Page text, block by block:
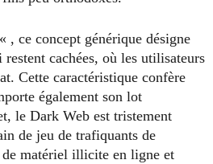
« , ce concept générique désigne
cachées, où les utilisateurs
Cette caractéristique confère
également son lot
le Dark Web est tristement
de jeu de trafiquants de
matériel illicite en ligne et